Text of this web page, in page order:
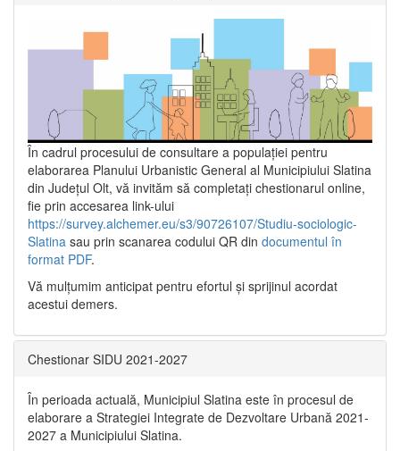
În cadrul procesului de consultare a populaţiei pentru
elaborarea Planului Urbanistic General al Municipiului Slatina
din Județul Olt, vă invităm să completați chestionarul online,
fie prin accesarea link-ului
https://survey.alchemer.eu/s3/90726107/Studiu-sociologic-
Slatina sau prin scanarea codului QR din documentul în
format PDF.
Vă mulţumim anticipat pentru efortul şi sprijinul acordat
acestui demers.
Chestionar SIDU 2021-2027
În perioada actuală, Municipiul Slatina este în procesul de
elaborare a Strategiei Integrate de Dezvoltare Urbană 2021‐
2027 a Municipiului Slatina.